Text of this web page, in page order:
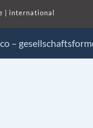
| international
–